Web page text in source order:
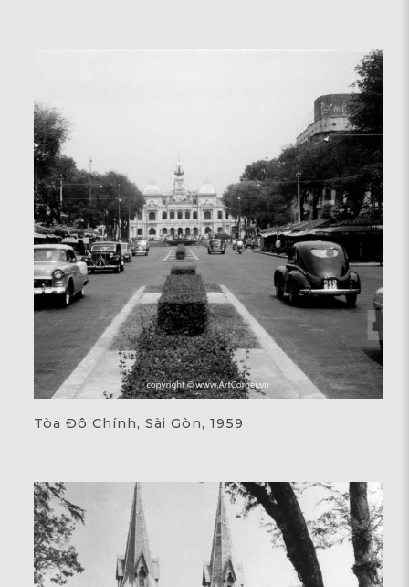
Tòa Đô Chính, Sài Gòn, 1959